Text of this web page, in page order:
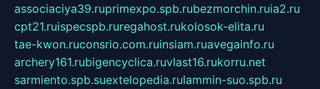
associaciya39.ruprimexpo.spb.rubezmorchin.ruia2.ru
cpt21.ruispecspb.ruregahost.rukolosok-elita.ru
tae-kwon.ruconsrio.com.ruinsiam.ruavegainfo.ru
archery161.rubigencyclica.ruvlast16.rukorru.net
sarmiento.spb.suextelopedia.rulammin-suo.spb.ru